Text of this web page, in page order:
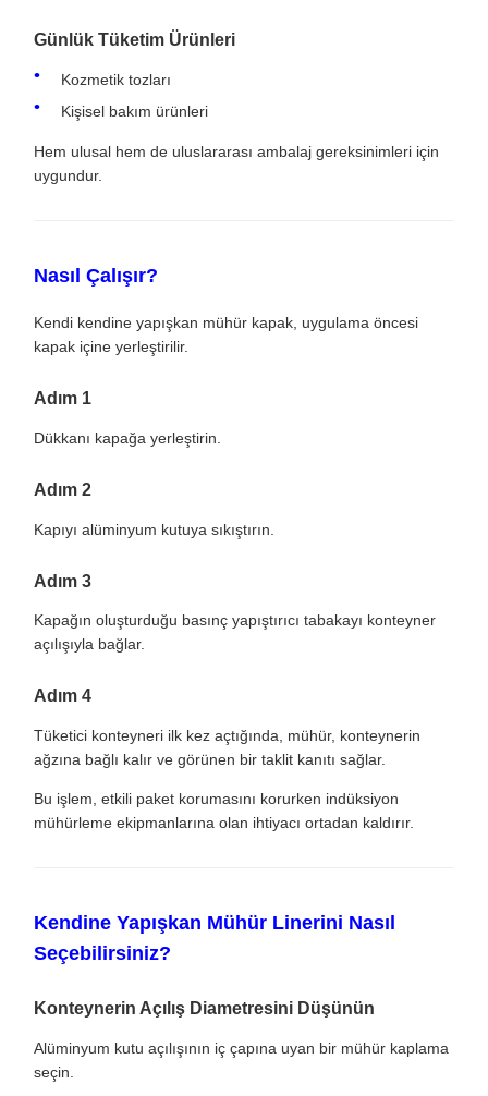
Günlük Tüketim Ürünleri
Kozmetik tozları
Kişisel bakım ürünleri
Hem ulusal hem de uluslararası ambalaj gereksinimleri için
uygundur.
Nasıl Çalışır?
Kendi kendine yapışkan mühür kapak, uygulama öncesi
kapak içine yerleştirilir.
Adım 1
Dükkanı kapağa yerleştirin.
Adım 2
Kapıyı alüminyum kutuya sıkıştırın.
Adım 3
Kapağın oluşturduğu basınç yapıştırıcı tabakayı konteyner
açılışıyla bağlar.
Adım 4
Tüketici konteyneri ilk kez açtığında, mühür, konteynerin
ağzına bağlı kalır ve görünen bir taklit kanıtı sağlar.
Bu işlem, etkili paket korumasını korurken indüksiyon
mühürleme ekipmanlarına olan ihtiyacı ortadan kaldırır.
Kendine Yapışkan Mühür Linerini Nasıl
Seçebilirsiniz?
Konteynerin Açılış Diametresini Düşünün
Alüminyum kutu açılışının iç çapına uyan bir mühür kaplama
seçin.